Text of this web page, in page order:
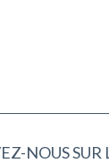
NOUS SUR